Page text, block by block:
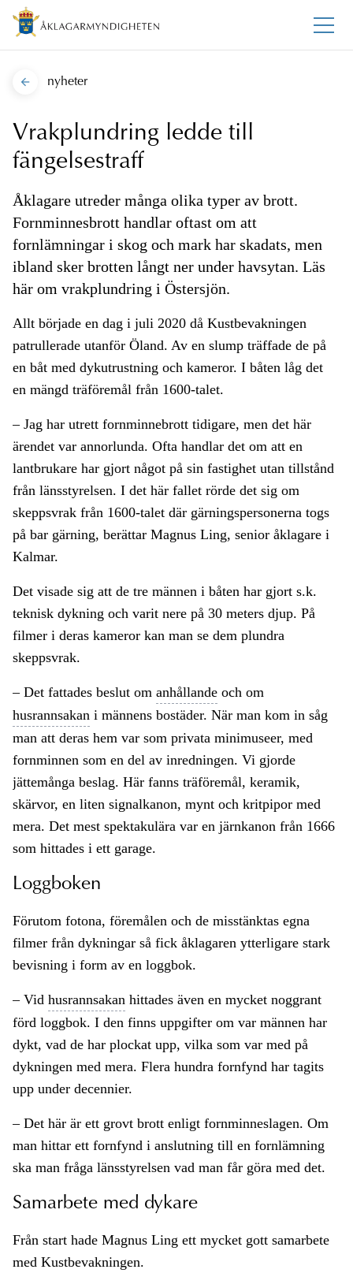
nyheter
Vrakplundring ledde till
fängelsestraff
Åklagare utreder många olika typer av brott.
Fornminnesbrott handlar oftast om att
fornlämningar i skog och mark har skadats, men
ibland sker brotten långt ner under havsytan. Läs
här om vrakplundring i Östersjön.
Allt började en dag i juli 2020 då Kustbevakningen
patrullerade utanför Öland. Av en slump träffade de på
en båt med dykutrustning och kameror. I båten låg det
en mängd träföremål från 1600-talet.
– Jag har utrett fornminnebrott tidigare, men det här
ärendet var annorlunda. Ofta handlar det om att en
lantbrukare har gjort något på sin fastighet utan tillstånd
från länsstyrelsen. I det här fallet rörde det sig om
skeppsvrak från 1600-talet där gärningspersonerna togs
på bar gärning, berättar Magnus Ling, senior åklagare i
Kalmar.
Det visade sig att de tre männen i båten har gjort s.k.
teknisk dykning och varit nere på 30 meters djup. På
filmer i deras kameror kan man se dem plundra
skeppsvrak.
– Det fattades beslut om anhållande och om
husrannsakan i männens bostäder. När man kom in såg
man att deras hem var som privata minimuseer, med
fornminnen som en del av inredningen. Vi gjorde
jättemånga beslag. Här fanns träföremål, keramik,
skärvor, en liten signalkanon, mynt och kritpipor med
mera. Det mest spektakulära var en järnkanon från 1666
som hittades i ett garage.
Loggboken
Förutom fotona, föremålen och de misstänktas egna
filmer från dykningar så fick åklagaren ytterligare stark
bevisning i form av en loggbok.
– Vid husrannsakan hittades även en mycket noggrant
förd loggbok. I den finns uppgifter om var männen har
dykt, vad de har plockat upp, vilka som var med på
dykningen med mera. Flera hundra fornfynd har tagits
upp under decennier.
– Det här är ett grovt brott enligt fornminneslagen. Om
man hittar ett fornfynd i anslutning till en fornlämning
ska man fråga länsstyrelsen vad man får göra med det.
Samarbete med dykare
Från start hade Magnus Ling ett mycket gott samarbete
med Kustbevakningen.